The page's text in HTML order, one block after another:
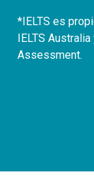
*IELTS es
IELTS
Assessment.